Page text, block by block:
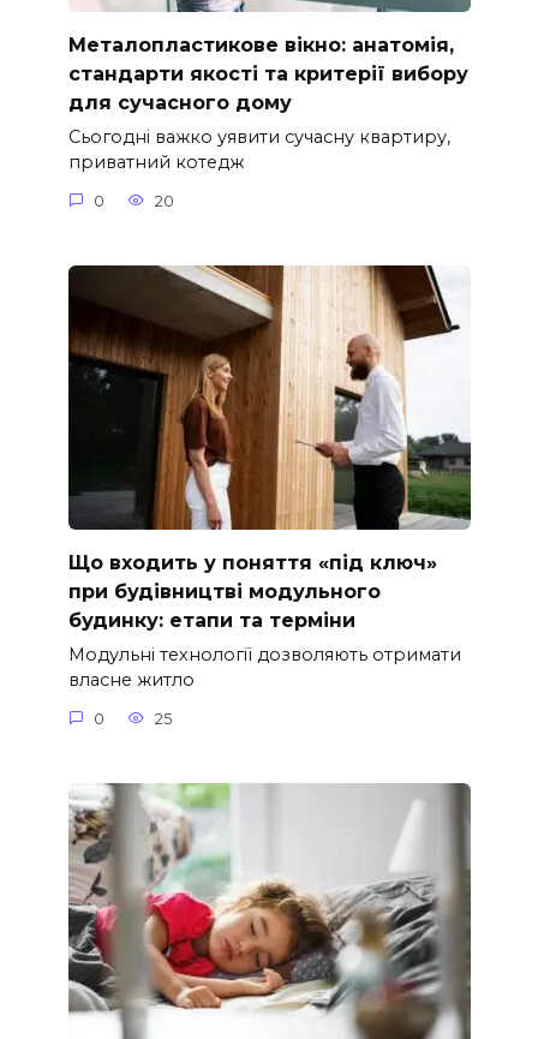
Металопластикове вікно: анатомія,
стандарти якості та критерії вибору
для сучасного дому
Сьогодні важко уявити сучасну квартиру,
приватний котедж
0 20
Що входить у поняття «під ключ»
при будівництві модульного
будинку: етапи та терміни
Модульні технології дозволяють отримати
власне житло
0 25